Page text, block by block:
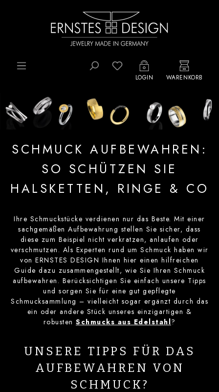
Zum Hauptinhalt springen
Du hast 0 Produkte auf
LOGIN WARENKORB
SCHMUCK AUFBEWAHREN:
SO SCHÜTZEN SIE
HALSKETTEN, RINGE & CO
Ihre Schmuckstücke verdienen nur das Beste. Mit einer
sachgemäßen Aufbewahrung stellen Sie sicher, dass
diese zum Beispiel nicht verkratzen, anlaufen oder
verschmutzen. Als Experten rund um Schmuck haben wir
von ERNSTES DESIGN Ihnen hier einen hilfreichen
Guide dazu zusammengestellt, wie Sie Ihren Schmuck
aufbewahren. Berücksichtigen Sie einfach unsere Tipps
und sorgen Sie für eine gut gepflegte
Schmucksammlung – vielleicht sogar ergänzt durch das
ein oder andere Stück unseres einzigartigen &
robusten Schmucks aus Edelstahl?
UNSERE TIPPS FÜR DAS
AUFBEWAHREN VON
SCHMUCK?